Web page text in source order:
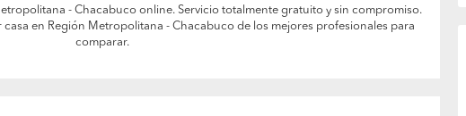
- Chacabuco online. Servicio totalmente gratuito y sin compromiso.
casa en Región Metropolitana - Chacabuco de los mejores profesionales para
comparar.